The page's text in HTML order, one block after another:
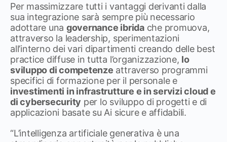
Per massimizzare tutti i vantaggi derivanti dalla
sua integrazione sarà sempre più necessario
adottare una governance ibridache promuova,
attraverso la leadership, sperimentazioni
all’interno dei vari dipartimenti creando delle best
practice diffuse in tutta l’organizzazione, lo
sviluppo di competenze attraverso programmi
specifici di formazione per il personale e
investimenti in infrastrutture e in servizi cloud e
di cybersecurity per lo sviluppo di progetti e di
applicazioni basate su Ai sicure e affidabili.
“L’intelligenza artificiale generativa è una